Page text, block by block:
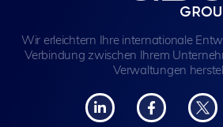
Wir erleichtern Ihre internationale
Verbindung zwischen Ihrem
Verwaltungen